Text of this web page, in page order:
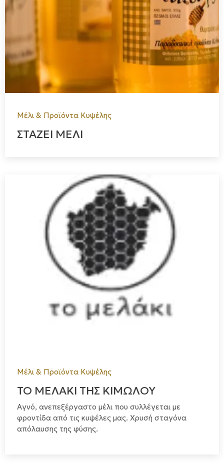
Μέλι & Προϊόντα Κυψέλης
ΣΤΑΖΕΙ ΜΕΛΙ
Μέλι & Προϊόντα Κυψέλης
ΤΟ ΜΕΛΑΚΙ ΤΗΣ ΚΙΜΩΛΟΥ
Αγνό, ανεπεξέργαστο μέλι που συλλέγεται με
φροντίδα από τις κυψέλες μας. Χρυσή σταγόνα
απόλαυσης της φύσης.